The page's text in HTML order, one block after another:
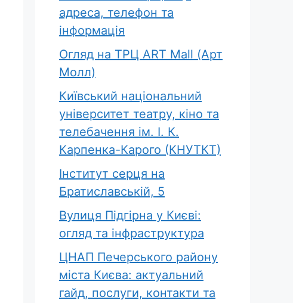
адреса, телефон та
інформація
Огляд на ТРЦ ART Mall (Арт
Молл)
Київський національний
університет театру, кіно та
телебачення ім. І. К.
Карпенка-Карого (КНУТКТ)
Інститут серця на
Братиславській, 5
Вулиця Підгірна у Києві:
огляд та інфраструктура
ЦНАП Печерського району
міста Києва: актуальний
гайд, послуги, контакти та